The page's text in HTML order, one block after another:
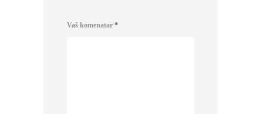
Vaš komenatar *